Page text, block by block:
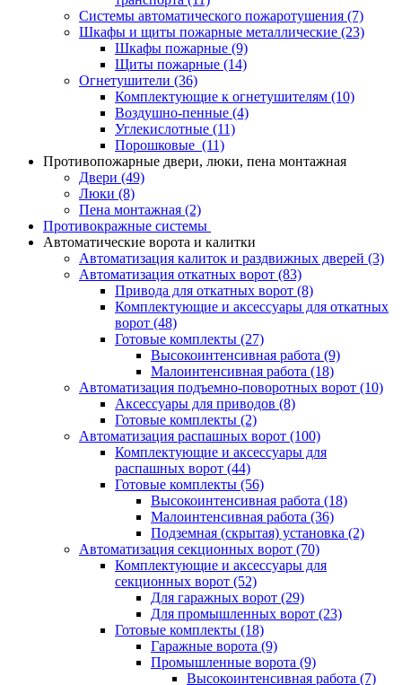
Системы автоматического пожаротушения (7)
Шкафы и щиты пожарные металлические (23)
Шкафы пожарные (9)
Щиты пожарные (14)
Огнетушители (36)
Комплектующие к огнетушителям (10)
Воздушно-пенные (4)
Углекислотные (11)
Порошковые (11)
Противопожарные двери, люки, пена монтажная
Двери (49)
Люки (8)
Пена монтажная (2)
Противокражные системы
Автоматические ворота и калитки
Автоматизация калиток и раздвижных дверей (3)
Автоматизация откатных ворот (83)
Привода для откатных ворот (8)
Комплектующие и аксессуары для откатных
ворот (48)
Готовые комплекты (27)
Высокоинтенсивная работа (9)
Малоинтенсивная работа (18)
Автоматизация подъемно-поворотных ворот (10)
Аксессуары для приводов (8)
Готовые комплекты (2)
Автоматизация распашных ворот (100)
Комплектующие и аксессуары для
распашных ворот (44)
Готовые комплекты (56)
Высокоинтенсивная работа (18)
Малоинтенсивная работа (36)
Подземная (скрытая) установка (2)
Автоматизация секционных ворот (70)
Комплектующие и аксессуары для
секционных ворот (52)
Для гаражных ворот (29)
Для промышленных ворот (23)
Готовые комплекты (18)
Гаражные ворота (9)
Промышленные ворота (9)
Высокоинтенсивная работа (7)